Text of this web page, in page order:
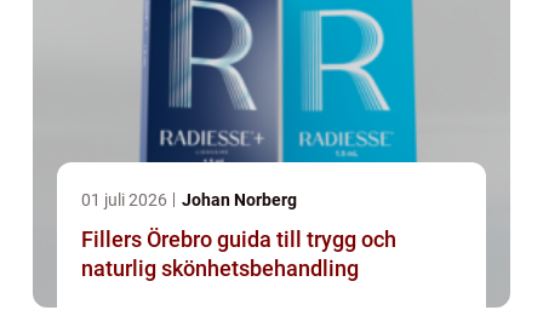
01 juli 2026 Johan Norberg
Fillers Örebro guida till trygg och
naturlig skönhetsbehandling